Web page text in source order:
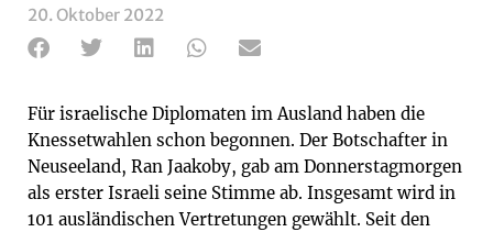
20. Oktober 2022
Für israelische Diplomaten im Ausland haben die
Knessetwahlen schon begonnen. Der Botschafter in
Neuseeland, Ran Jaakoby, gab am Donnerstagmorgen
als erster Israeli seine Stimme ab. Insgesamt wird in
101 ausländischen Vertretungen gewählt. Seit den